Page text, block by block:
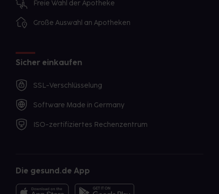
Freie Wahl der Apotheke
Große Auswahl an Apotheken
Sicher einkaufen
SSL-Verschlüsselung
Software Made in Germany
ISO-zertifiziertes Rechenzentrum
Die gesund.de App